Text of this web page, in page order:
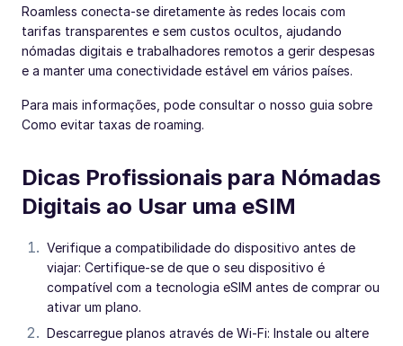
Roamless conecta-se diretamente às redes locais com
tarifas transparentes e sem custos ocultos, ajudando
nómadas digitais e trabalhadores remotos a gerir despesas
e a manter uma conectividade estável em vários países.
Para mais informações, pode consultar o nosso guia sobre
Como evitar taxas de roaming.
Dicas Profissionais para Nómadas
Digitais ao Usar uma eSIM
Verifique a compatibilidade do dispositivo antes de
viajar: Certifique-se de que o seu dispositivo é
compatível com a tecnologia eSIM antes de comprar ou
ativar um plano.
Descarregue planos através de Wi-Fi: Instale ou altere